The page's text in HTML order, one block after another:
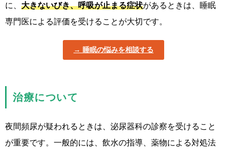
に、 大きないびき、呼吸が止まる症状があるときは、睡眠
専門医による評価を受けることが大切です。
睡眠の悩みを相談する
治療について
夜間頻尿が疑われるときは、泌尿器科の診察を受けること
が重要です。一般的には、飲水の指導、薬物による対処法